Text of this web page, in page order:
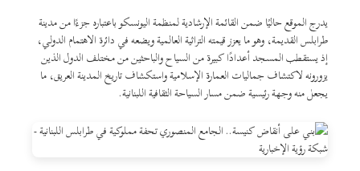
يدرج الموقع حاليًا ضمن القائمة الإرشادية لمنظمة اليونسكو باعتباره جزءًا من مدينة
طرابلس القديمة، وهو ما يعزز قيمته التراثية العالمية ويضعه في دائرة الاهتمام الدولي،
إذ يستقطب المسجد أعدادًا كبيرة من السياح والباحثين من مختلف الدول الذين
يزورونه لاكتشاف جماليات العمارة الإسلامية واستكشاف تاريخ المدينة العريق، ما
يجعل منه وجهة رئيسية ضمن مسار السياحة الثقافية اللبنانية.